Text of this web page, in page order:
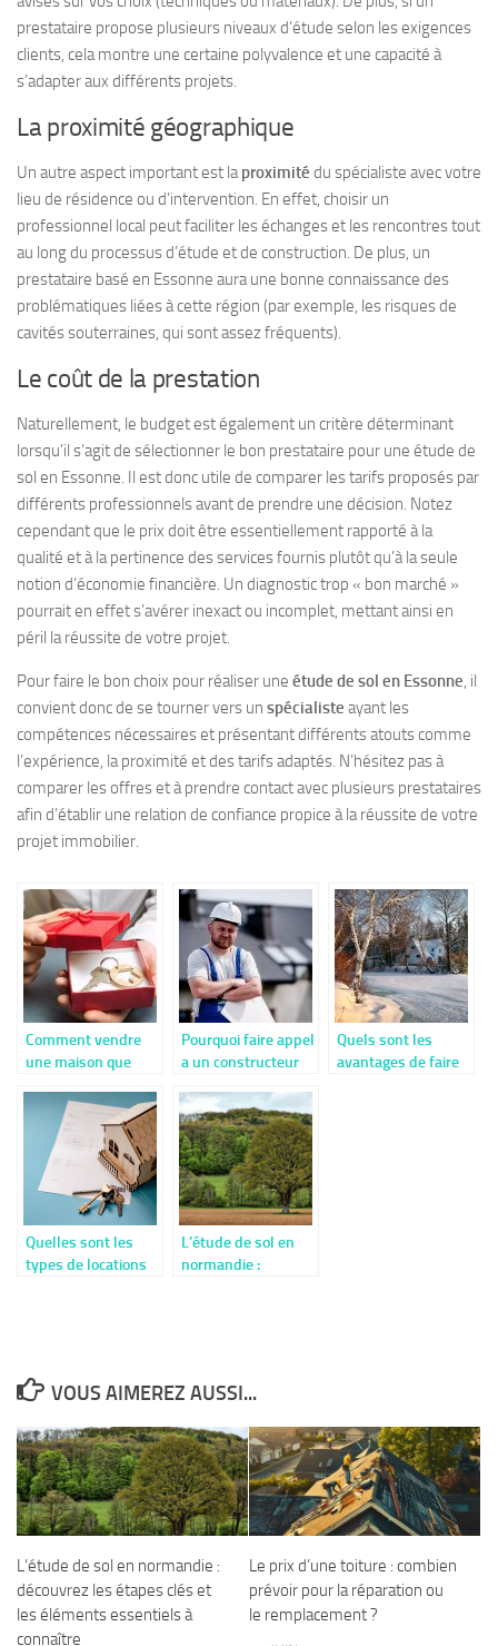
prestataire propose plusieurs niveaux d’étude selon les exigences
clients, cela montre une certaine polyvalence et une capacité à
s’adapter aux différents projets.
La proximité géographique
Un autre aspect important est laproximité du spécialiste avec votre
lieu de résidence ou d’intervention. En effet, choisir un
professionnel local peut faciliter les échanges et les rencontres tout
au long du processus d’étude et de construction. De plus, un
prestataire basé en Essonne aura une bonne connaissance des
problématiques liées à cette région (par exemple, les risques de
cavités souterraines, qui sont assez fréquents).
Le coût de la prestation
Naturellement, le budget est également un critère déterminant
lorsqu’il s’agit de sélectionner le bon prestataire pour une étude de
sol en Essonne. Il est donc utile de comparer les tarifs proposés par
différents professionnels avant de prendre une décision. Notez
cependant que le prix doit être essentiellement rapporté à la
qualité et à la pertinence des services fournis plutôt qu’à la seule
notion d’économie financière. Un diagnostic trop « bon marché »
pourrait en effet s’avérer inexact ou incomplet, mettant ainsi en
péril la réussite de votre projet.
Pour faire le bon choix pour réaliser une étude de sol en Essonne, il
convient donc de se tourner vers un spécialiste ayant les
compétences nécessaires et présentant différents atouts comme
l’expérience, la proximité et des tarifs adaptés. N’hésitez pas à
comparer les offres et à prendre contact avec plusieurs prestataires
afin d’établir une relation de confiance propice à la réussite de votre
projet immobilier.
Comment vendre
une maison que
construire ?
Pourquoi faire appel
a un constructeur
Quels sont les
avantages de faire
Quelles sont les
types de locations
L’étude de sol en
normandie :
VOUS AIMEREZ AUSSI...
L’étude de sol en normandie :
découvrez les étapes clés et
les éléments essentiels à
connaître
Le prix d’une toiture : combien
prévoir pour la réparation ou
le remplacement ?